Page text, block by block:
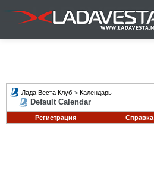
Лада Веста Клуб > Календарь
Default Calendar
Регистрация Справка